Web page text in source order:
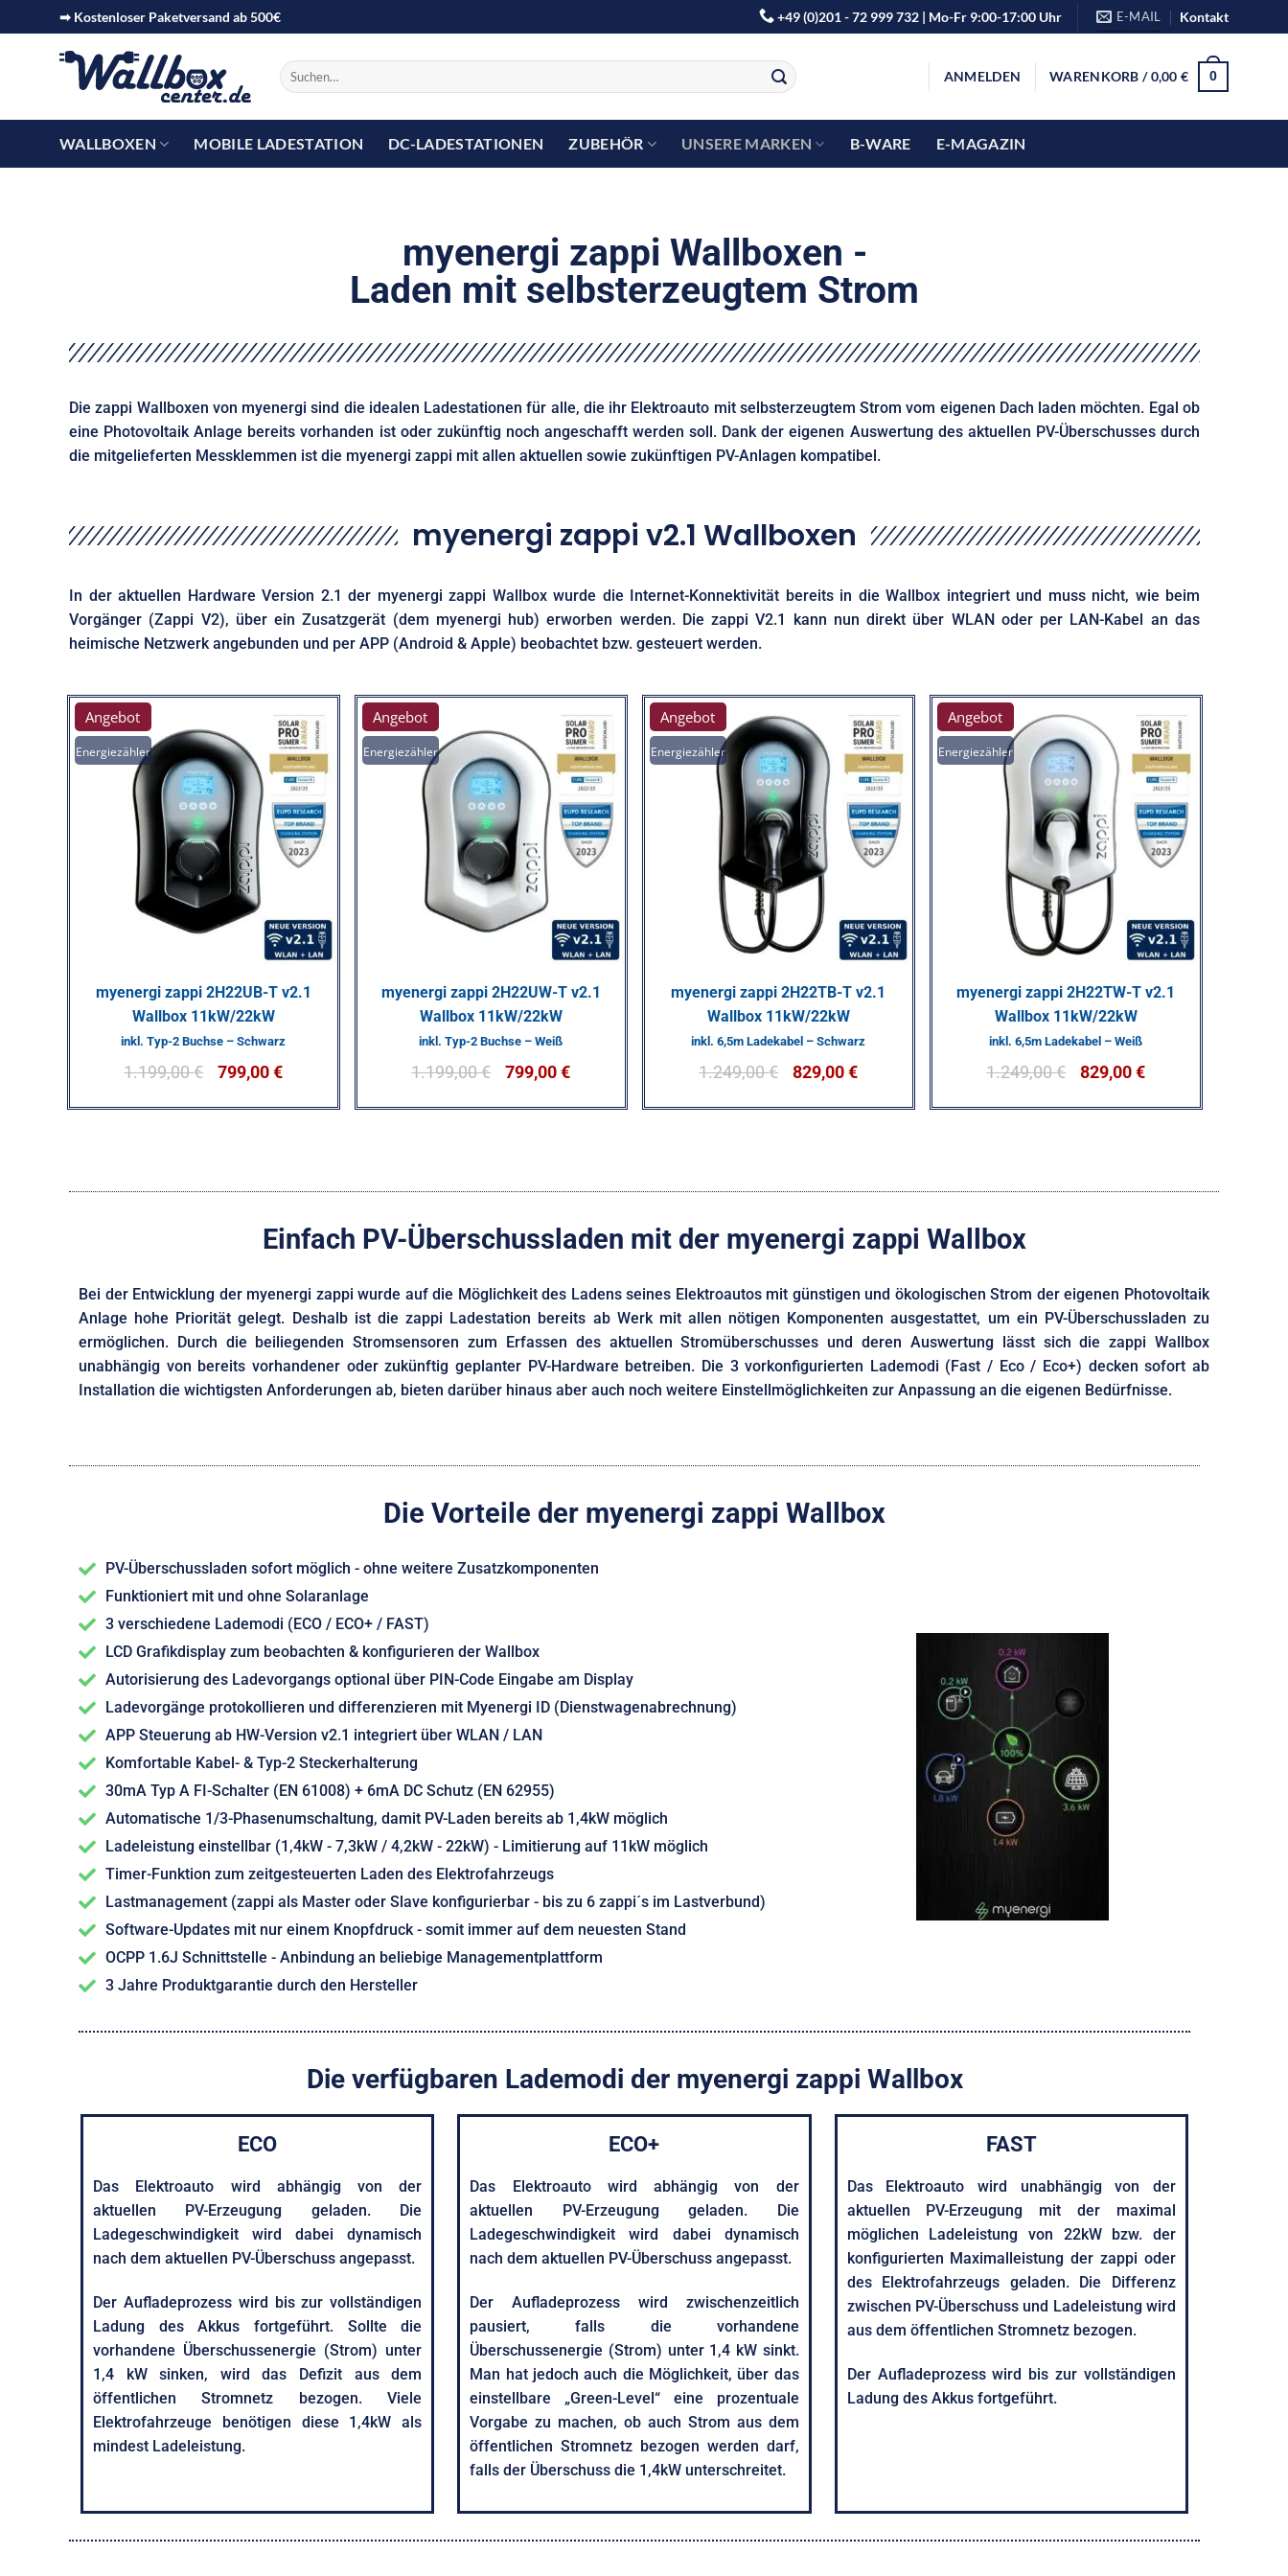
➡ Kostenloser Paketversand ab 500€ +49 (0)201 - 72 999 732 | Mo-Fr 9:00-17:00 Uhr E-MAIL Kontakt
ANMELDEN WARENKORB /0,00€ 0
WALLBOXEN MOBILE LADESTATION DC-LADESTATIONEN ZUBEHÖR UNSERE MARKEN B-WARE E-MAGAZIN
myenergi zappi Wallboxen -
Laden mit selbsterzeugtem Strom
Die zappi Wallboxen von myenergi sind die idealen Ladestationen für alle, die ihr Elektroauto mit selbsterzeugtem Strom vom eigenen Dach laden möchten. Egal ob
eine Photovoltaik Anlage bereits vorhanden ist oder zukünftig noch angeschafft werden soll. Dank der eigenen Auswertung des aktuellen PV-Überschusses durch
die mitgelieferten Messklemmen ist die myenergi zappi mit allen aktuellen sowie zukünftigen PV-Anlagen kompatibel.
myenergi zappi v2.1 Wallboxen
In der aktuellen Hardware Version 2.1 der myenergi zappi Wallbox wurde die Internet-Konnektivität bereits in die Wallbox integriert und muss nicht, wie beim
Vorgänger (Zappi V2), über ein Zusatzgerät (dem myenergi hub) erworben werden. Die zappi V2.1 kann nun direkt über WLAN oder per LAN-Kabel an das
heimische Netzwerk angebunden und per APP (Android & Apple) beobachtet bzw. gesteuert werden.
Angebot
Energiezähler
myenergi zappi 2H22UB-T v2.1
Wallbox 11kW/22kW
inkl. Typ-2 Buchse – Schwarz
1.199,00€ 799,00€
Angebot
Energiezähler
myenergi zappi 2H22UW-T v2.1
Wallbox 11kW/22kW
inkl. Typ-2 Buchse – Weiß
1.199,00€ 799,00€
Angebot
Energiezähler
myenergi zappi 2H22TB-T v2.1
Wallbox 11kW/22kW
inkl. 6,5m Ladekabel – Schwarz
1.249,00€ 829,00€
Angebot
Energiezähler
myenergi zappi 2H22TW-T v2.1
Wallbox 11kW/22kW
inkl. 6,5m Ladekabel – Weiß
1.249,00€ 829,00€
Einfach PV-Überschussladen mit der myenergi zappi Wallbox
Bei der Entwicklung der myenergi zappi wurde auf die Möglichkeit des Ladens seines Elektroautos mit günstigen und ökologischen Strom der eigenen Photovoltaik
Anlage hohe Priorität gelegt. Deshalb ist die zappi Ladestation bereits ab Werk mit allen nötigen Komponenten ausgestattet, um ein PV-Überschussladen zu
ermöglichen. Durch die beiliegenden Stromsensoren zum Erfassen des aktuellen Stromüberschusses und deren Auswertung lässt sich die zappi Wallbox
unabhängig von bereits vorhandener oder zukünftig geplanter PV-Hardware betreiben. Die 3 vorkonfigurierten Lademodi (Fast / Eco / Eco+) decken sofort ab
Installation die wichtigsten Anforderungen ab, bieten darüber hinaus aber auch noch weitere Einstellmöglichkeiten zur Anpassung an die eigenen Bedürfnisse.
Die Vorteile der myenergi zappi Wallbox
PV-Überschussladen sofort möglich - ohne weitere Zusatzkomponenten
Funktioniert mit und ohne Solaranlage
3 verschiedene Lademodi (ECO / ECO+ / FAST)
LCD Grafikdisplay zum beobachten & konfigurieren der Wallbox
Autorisierung des Ladevorgangs optional über PIN-Code Eingabe am Display
Ladevorgänge protokollieren und differenzieren mit Myenergi ID (Dienstwagenabrechnung)
APP Steuerung ab HW-Version v2.1 integriert über WLAN / LAN
Komfortable Kabel- & Typ-2 Steckerhalterung
30mA Typ A FI-Schalter (EN 61008) + 6mA DC Schutz (EN 62955)
Automatische 1/3-Phasenumschaltung, damit PV-Laden bereits ab 1,4kW möglich
Ladeleistung einstellbar (1,4kW - 7,3kW / 4,2kW - 22kW) - Limitierung auf 11kW möglich
Timer-Funktion zum zeitgesteuerten Laden des Elektrofahrzeugs
Lastmanagement (zappi als Master oder Slave konfigurierbar - bis zu 6 zappi´s im Lastverbund)
Software-Updates mit nur einem Knopfdruck - somit immer auf dem neuesten Stand
OCPP 1.6J Schnittstelle - Anbindung an beliebige Managementplattform
3 Jahre Produktgarantie durch den Hersteller
Die verfügbaren Lademodi der myenergi zappi Wallbox
ECO
Das Elektroauto wird abhängig von der
aktuellen PV-Erzeugung geladen. Die
Ladegeschwindigkeit wird dabei dynamisch
nach dem aktuellen PV-Überschuss angepasst.
Der Aufladeprozess wird bis zur vollständigen
Ladung des Akkus fortgeführt. Sollte die
vorhandene Überschussenergie (Strom) unter
1,4 kW sinken, wird das Defizit aus dem
öffentlichen Stromnetz bezogen. Viele
Elektrofahrzeuge benötigen diese 1,4kW als
mindest Ladeleistung.
ECO+
Das Elektroauto wird abhängig von der
aktuellen PV-Erzeugung geladen. Die
Ladegeschwindigkeit wird dabei dynamisch
nach dem aktuellen PV-Überschuss angepasst.
Der Aufladeprozess wird zwischenzeitlich
pausiert, falls die vorhandene
Überschussenergie (Strom) unter 1,4 kW sinkt.
Man hat jedoch auch die Möglichkeit, über das
einstellbare „Green-Level“ eine prozentuale
Vorgabe zu machen, ob auch Strom aus dem
öffentlichen Stromnetz bezogen werden darf,
falls der Überschuss die 1,4kW unterschreitet.
FAST
Das Elektroauto wird unabhängig von der
aktuellen PV-Erzeugung mit der maximal
möglichen Ladeleistung von 22kW bzw. der
konfigurierten Maximalleistung der zappi oder
des Elektrofahrzeugs geladen. Die Differenz
zwischen PV-Überschuss und Ladeleistung wird
aus dem öffentlichen Stromnetz bezogen.
Der Aufladeprozess wird bis zur vollständigen
Ladung des Akkus fortgeführt.